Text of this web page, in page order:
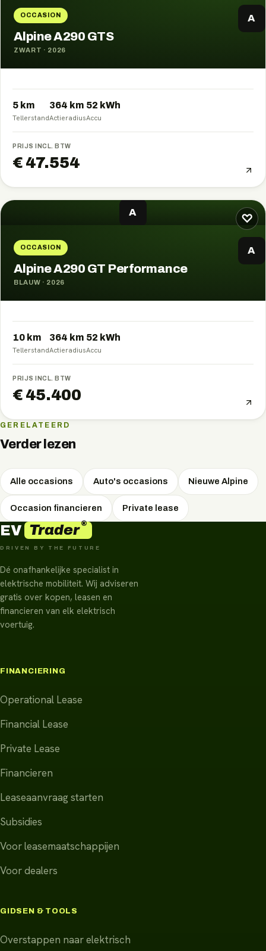
OCCASION A
Alpine A290 GTS
ZWART · 2026
5 km
Tellerstand
364 km
Actieradius
52 kWh
Accu
PRIJS INCL. BTW
€ 47.554
♡
A
OCCASION A
Alpine A290 GT Performance
BLAUW · 2026
10 km
Tellerstand
364 km
Actieradius
52 kWh
Accu
PRIJS INCL. BTW
€ 45.400
GERELATEERD
Verder lezen
Alle occasions Auto's occasions Nieuwe Alpine
Occasion financieren Private lease
EV Trader®
DRIVEN BY THE FUTURE
Dé onafhankelijke specialist in
elektrische mobiliteit. Wij adviseren
gratis over kopen, leasen en
financieren van elk elektrisch
voertuig.
FINANCIERING
Operational Lease
Financial Lease
Private Lease
Financieren
Leaseaanvraag starten
Subsidies
Voor leasemaatschappijen
Voor dealers
GIDSEN & TOOLS
Overstappen naar elektrisch